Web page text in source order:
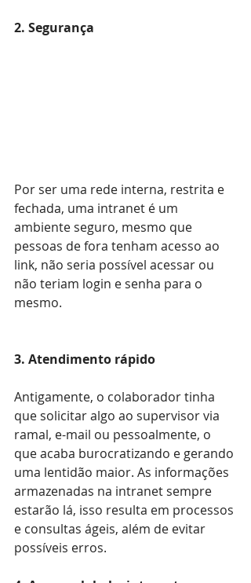
2. Segurança
Por ser uma rede interna, restrita e
fechada, uma intranet é um
ambiente seguro, mesmo que
pessoas de fora tenham acesso ao
link, não seria possível acessar ou
não teriam login e senha para o
mesmo.
3. Atendimento rápido
Antigamente, o colaborador tinha
que solicitar algo ao supervisor via
ramal, e-mail ou pessoalmente, o
que acaba burocratizando e gerando
uma lentidão maior. As informações
armazenadas na intranet sempre
estarão lá, isso resulta em processos
e consultas ágeis, além de evitar
possíveis erros.